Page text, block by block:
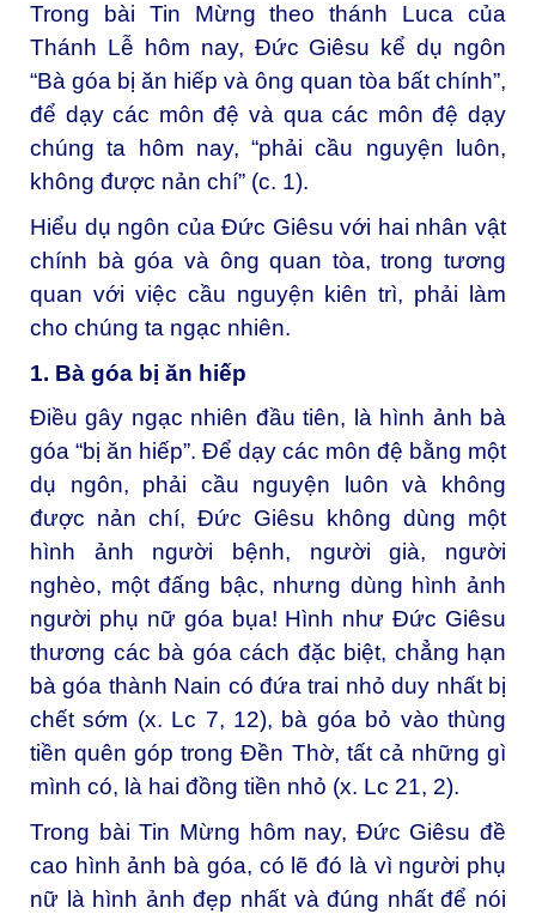
Trong bài Tin Mừng theo thánh Luca của
Thánh Lễ hôm nay, Đức Giêsu kể dụ ngôn
“Bà góa bị ăn hiếp và ông quan tòa bất chính”,
để dạy các môn đệ và qua các môn đệ dạy
chúng ta hôm nay, “phải cầu nguyện luôn,
không được nản chí” (c. 1).
Hiểu dụ ngôn của Đức Giêsu với hai nhân vật
chính bà góa và ông quan tòa, trong tương
quan với việc cầu nguyện kiên trì, phải làm
cho chúng ta ngạc nhiên.
1. Bà góa bị ăn hiếp
Điều gây ngạc nhiên đầu tiên, là hình ảnh bà
góa “bị ăn hiếp”. Để dạy các môn đệ bằng một
dụ ngôn, phải cầu nguyện luôn và không
được nản chí, Đức Giêsu không dùng một
hình ảnh người bệnh, người già, người
nghèo, một đấng bậc, nhưng dùng hình ảnh
người phụ nữ góa bụa! Hình như Đức Giêsu
thương các bà góa cách đặc biệt, chẳng hạn
bà góa thành Nain có đứa trai nhỏ duy nhất bị
chết sớm (x. Lc 7, 12), bà góa bỏ vào thùng
tiền quên góp trong Đền Thờ, tất cả những gì
mình có, là hai đồng tiền nhỏ (x. Lc 21, 2).
Trong bài Tin Mừng hôm nay, Đức Giêsu đề
cao hình ảnh bà góa, có lẽ đó là vì người phụ
nữ là hình ảnh đẹp nhất và đúng nhất để nói